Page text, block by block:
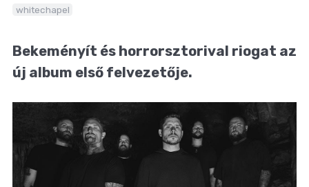
BLOG
whitechapel
Bekeményít és horrorsztorival riogat az
új album első felvezetője.